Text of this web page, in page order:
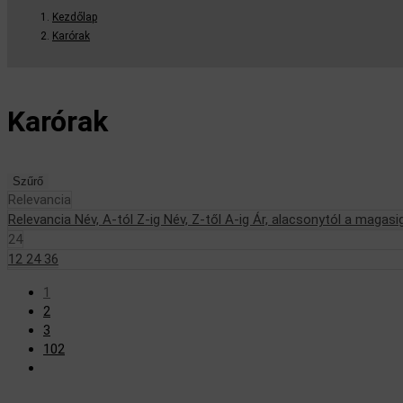
Kezdőlap
Karórak
Karórak
Szűrő
Relevancia
Relevancia Név, A-tól Z-ig Név, Z-től A-ig Ár, alacsonytól a
24
12 24 36
1
2
3
102